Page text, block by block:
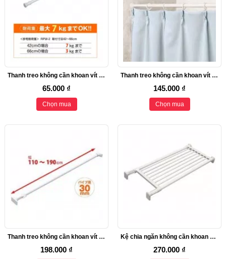
Thanh treo không cần khoan vít Heian (đế tròn, 42cm kéo dài 66cm)
65.000 ₫
Chọn mua
Thanh treo không cần khoan vít Heian (đế tròn, 70cm kéo dài 110cm)
145.000 ₫
Chọn mua
Thanh treo không cần khoan vít Heian (đế tròn, 110cm kéo dài 190cm)
198.000 ₫
Kệ chia ngăn không cần khoan vít Heian, 50cm kéo dài 73cm (M1)
270.000 ₫